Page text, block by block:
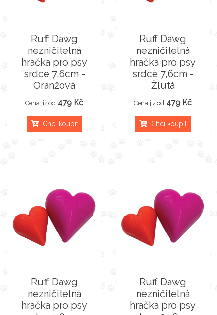
Ruff Dawg
nezničitelná
hračka pro psy
srdce 7,6cm -
Oranžová
Cena již od 479 Kč
Chci koupit
Ruff Dawg
nezničitelná
hračka pro psy
srdce 7,6cm -
Žlutá
Cena již od 479 Kč
Chci koupit
Ruff Dawg
nezničitelná
hračka pro psy
Ruff Dawg
nezničitelná
hračka pro psy